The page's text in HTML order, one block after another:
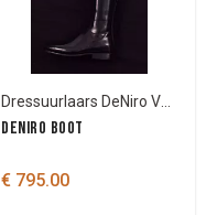
DENIRO BOOT
€ 795.00